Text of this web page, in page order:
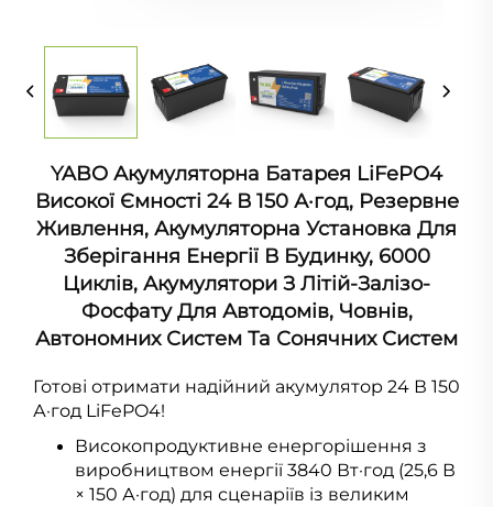
YABO Акумуляторна Батарея LiFePO4
Високої Ємності 24 В 150 А·год, Резервне
Живлення, Акумуляторна Установка Для
Зберігання Енергії В Будинку, 6000
Циклів, Акумулятори З Літій-Залізо-
Фосфату Для Автодомів, Човнів,
Автономних Систем Та Сонячних Систем
Готові отримати надійний акумулятор 24 В 150
А·год LiFePO4!
Високопродуктивне енергорішення з
виробництвом енергії 3840 Вт·год (25,6 В
× 150 А·год) для сценаріїв із великим